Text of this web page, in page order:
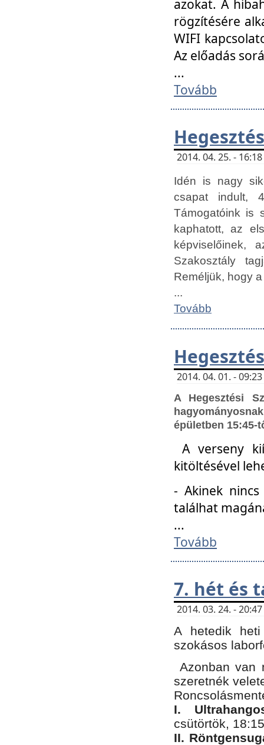
azokat. A
rögzítésére
WIFI
Az előadás
...
Tovább
2014. 04. 25. -
Idén is nagy
csapat indult,
Támogatóink is
kaphatott, az
képviselőinek,
Szakosztály
Reméljük, hogy
...
Tovább
2014. 04. 01. -
A Hegesztési
épületben 15:45-
A verseny
kitöltésével
- Akinek
találhat
...
Tovább
7. hét és
2014. 03. 24. -
A hetedik
szokásos
Azonban van
szeretnék
I.
csütörtök,
II.